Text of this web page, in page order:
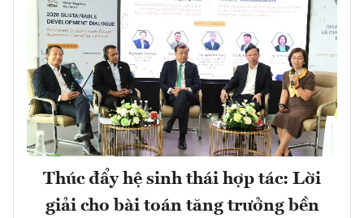
Thúc đẩy hệ sinh thái hợp tác: Lời
giải cho bài toán tăng trưởng bền